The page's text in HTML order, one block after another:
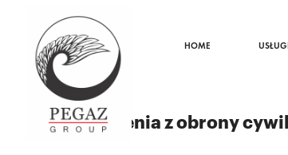
HOME
19.05.2026
Szkolenia z obrony